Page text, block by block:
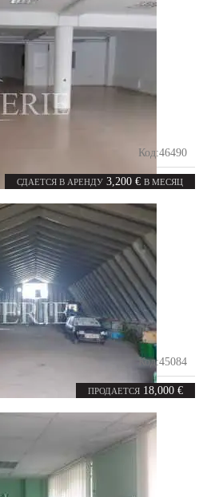
СДАЕТСЯ В АРЕНДУ 3,200 € В МЕСЯЦ
Код:46490
комната 400m²
ПРОДАЕТСЯ 18,000 €
Код:45084